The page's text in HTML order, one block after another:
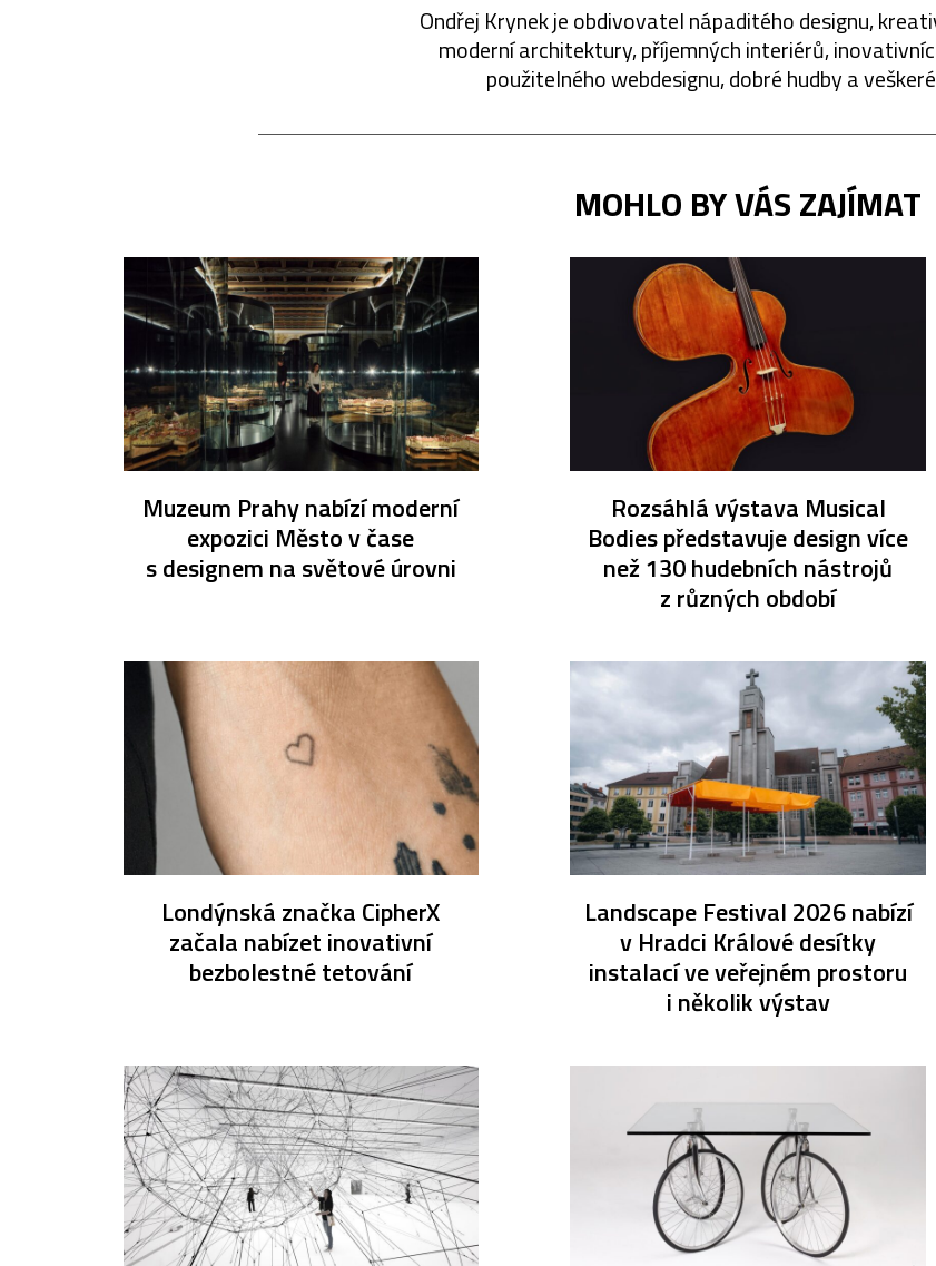
Ondřej Krynek je obdivovatel nápaditého designu,
moderní architektury, příjemných interiérů,
použitelného webdesignu, dobré hudby a
MOHLO BY VÁS ZAJÍMAT
Muzeum Prahy nabízí moderní
expozici Město v čase
s designem na světové úrovni
Rozsáhlá výstava Musical
Bodies představuje design více
než 130 hudebních nástrojů
z různých období
Londýnská značka CipherX
začala nabízet inovativní
bezbolestné tetování
Landscape Festival 2026 nabízí
v Hradci Králové desítky
instalací ve veřejném prostoru
i několik výstav